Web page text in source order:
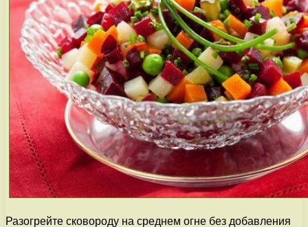
Разогрейте сковороду на среднем огне без добавления